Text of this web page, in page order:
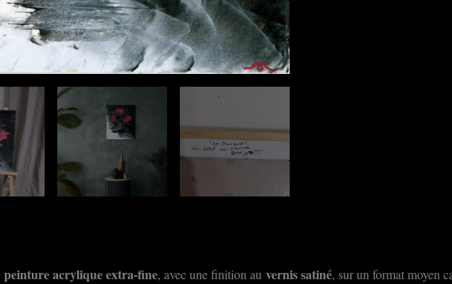
peinture acrylique extra-fine, avec une finition au vernis satiné, sur un format moyen